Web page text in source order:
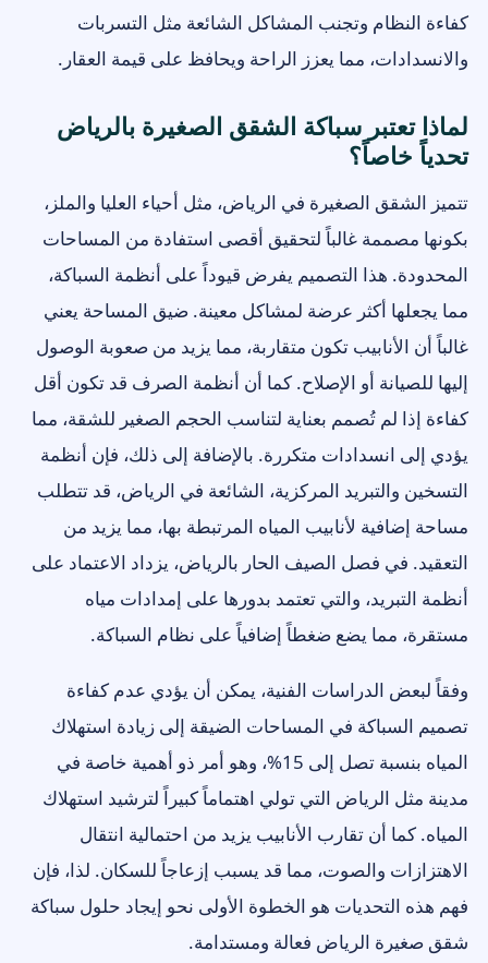
كفاءة النظام وتجنب المشاكل الشائعة مثل التسربات
والانسدادات، مما يعزز الراحة ويحافظ على قيمة العقار.
لماذا تعتبر سباكة الشقق الصغيرة بالرياض
تحدياً خاصاً؟
تتميز الشقق الصغيرة في الرياض، مثل أحياء العليا والملز،
بكونها مصممة غالباً لتحقيق أقصى استفادة من المساحات
المحدودة. هذا التصميم يفرض قيوداً على أنظمة السباكة،
مما يجعلها أكثر عرضة لمشاكل معينة. ضيق المساحة يعني
غالباً أن الأنابيب تكون متقاربة، مما يزيد من صعوبة الوصول
إليها للصيانة أو الإصلاح. كما أن أنظمة الصرف قد تكون أقل
كفاءة إذا لم تُصمم بعناية لتناسب الحجم الصغير للشقة، مما
يؤدي إلى انسدادات متكررة. بالإضافة إلى ذلك، فإن أنظمة
التسخين والتبريد المركزية، الشائعة في الرياض، قد تتطلب
مساحة إضافية لأنابيب المياه المرتبطة بها، مما يزيد من
التعقيد. في فصل الصيف الحار بالرياض، يزداد الاعتماد على
أنظمة التبريد، والتي تعتمد بدورها على إمدادات مياه
مستقرة، مما يضع ضغطاً إضافياً على نظام السباكة.
وفقاً لبعض الدراسات الفنية، يمكن أن يؤدي عدم كفاءة
تصميم السباكة في المساحات الضيقة إلى زيادة استهلاك
المياه بنسبة تصل إلى 15%، وهو أمر ذو أهمية خاصة في
مدينة مثل الرياض التي تولي اهتماماً كبيراً لترشيد استهلاك
المياه. كما أن تقارب الأنابيب يزيد من احتمالية انتقال
الاهتزازات والصوت، مما قد يسبب إزعاجاً للسكان. لذا، فإن
فهم هذه التحديات هو الخطوة الأولى نحو إيجاد حلول سباكة
شقق صغيرة الرياض فعالة ومستدامة.